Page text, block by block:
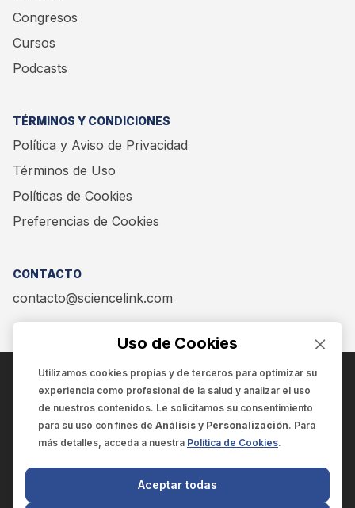
Congresos
Cursos
Podcasts
TÉRMINOS Y CONDICIONES
Política y Aviso de Privacidad
Términos de Uso
Políticas de Cookies
Preferencias de Cookies
CONTACTO
contacto@sciencelink.com
ENCUÉNTRANOS EN:
SCIENCELINK
Uso de Cookies
Utilizamos cookies propias y de terceros para optimizar su
experiencia como profesional de la salud y analizar el uso
de nuestros contenidos. Le solicitamos su consentimiento
para su uso con fines de Análisis y Personalización. Para
más detalles, acceda a nuestra Política de Cookies.
Aceptar todas